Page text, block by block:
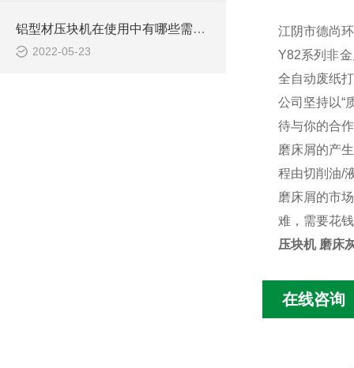
铝型材压块机在使用中有哪些需要注意的地方？
2022-05-23
江阴市德尚
Y82系列非
全自动废纸
公司坚持以“
待与你的合
磨床屑的产生
程由切削油/
磨床屑的市
难，需要花
压块机 磨床
在线咨询